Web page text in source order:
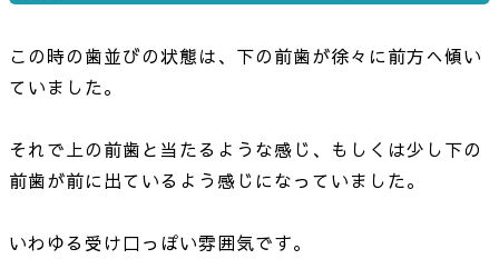
この時の歯並びの状態は、下の前歯が徐々に前方へ傾い
ていました。
それで上の前歯と当たるような感じ、もしくは少し下の
前歯が前に出ているよう感じになっていました。
いわゆる受け口っぽい雰囲気です。